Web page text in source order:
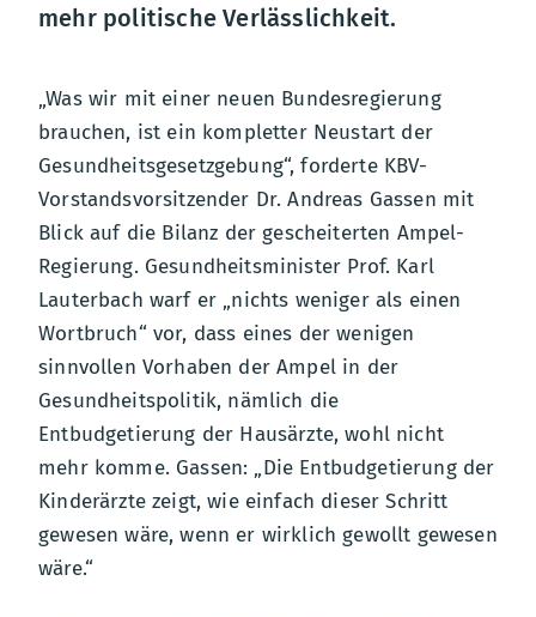
mehr politische Verlässlichkeit.
„Was wir mit einer neuen Bundesregierung
brauchen, ist ein kompletter Neustart der
Gesundheitsgesetzgebung“, forderte KBV-
Vorstandsvorsitzender Dr. Andreas Gassen mit
Blick auf die Bilanz der gescheiterten Ampel-
Regierung. Gesundheitsminister Prof. Karl
Lauterbach warf er „nichts weniger als einen
Wortbruch“ vor, dass eines der wenigen
sinnvollen Vorhaben der Ampel in der
Gesundheitspolitik, nämlich die
Entbudgetierung der Hausärzte, wohl nicht
mehr komme. Gassen: „Die Entbudgetierung der
Kinderärzte zeigt, wie einfach dieser Schritt
gewesen wäre, wenn er wirklich gewollt gewesen
wäre.“